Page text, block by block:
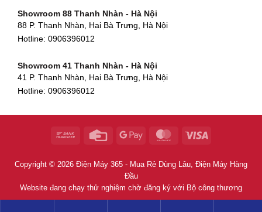
Showroom Hà Tĩnh
82 Quang Trung, Thạch Quý, Hà Tĩnh
Showroom Quy Nhơn - Bình Định
956 Trần Hưng Đạo, P, Thành phố Quy Nhơn, Bình Định
Showroom 88 Thanh Nhàn - Hà Nội
88 P. Thanh Nhàn, Hai Bà Trưng, Hà Nội
Hotline: 0906396012
Showroom 41 Thanh Nhàn - Hà Nội
41 P. Thanh Nhàn, Hai Bà Trưng, Hà Nội
Hotline: 0906396012
268 P. Tây Sơn, Trung Liệt, Đống Đa, Hà Nội
Showroom Khâm Thiên - Hà Nội
Copyright © 2026 Điện Máy 365 - Mua Rẻ Dùng Lâu, Điện Máy Hàng
Đầu
Website đang chạy thử nghiệm chờ đăng ký với Bộ công thương